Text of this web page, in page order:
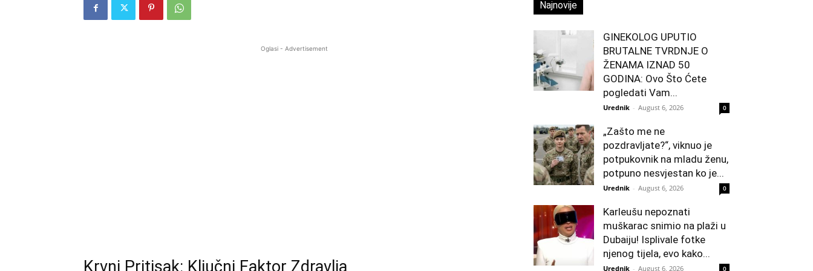
Oglasi - Advertisement
Krvni Pritisak: Ključni Faktor Zdravlja
Najnovije
GINEKOLOG UPUTIO
BRUTALNE TVRDNJE O
ŽENAMA IZNAD 50
GODINA: Ovo Što Ćete
pogledati Vam...
Urednik - August 6, 2026 0
„Zašto me ne
pozdravljate?“, viknuo je
potpukovnik na mladu ženu,
potpuno nesvjestan ko je...
Urednik - August 6, 2026 0
Karleušu nepoznati
muškarac snimio na plaži u
Dubaiju! Isplivale fotke
njenog tijela, evo kako...
Urednik - August 6, 2026 0